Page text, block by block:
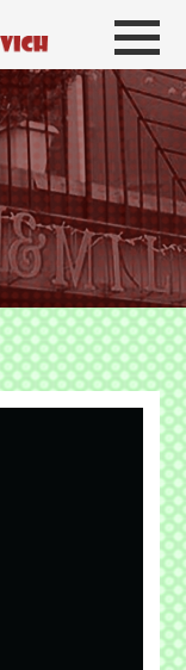
BIKE＆